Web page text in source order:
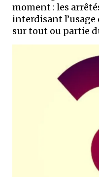
moment : les
interdisant
sur tout ou partie